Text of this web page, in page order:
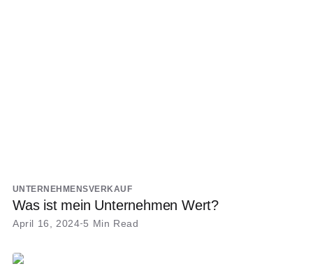
UNTERNEHMENSVERKAUF
Was ist mein Unternehmen Wert?
April 16, 2024 5 Min Read